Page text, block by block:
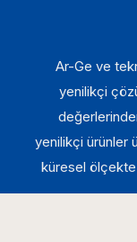
Ar-Ge ve
yenilikçi
yenilikçi ürünler
küresel